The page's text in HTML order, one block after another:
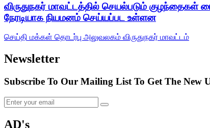
விருதுநகர் மாவட்டத்தில் செயல்படும்
நேரடியாக நியமனம் செய்யப்பட உள்ளன
செய்தி மக்கள் தொடர்பு அலுவலகம் விருதுநகர் மாவட்டம்
Newsletter
Subscribe To Our Mailing List To Get The New
AD's